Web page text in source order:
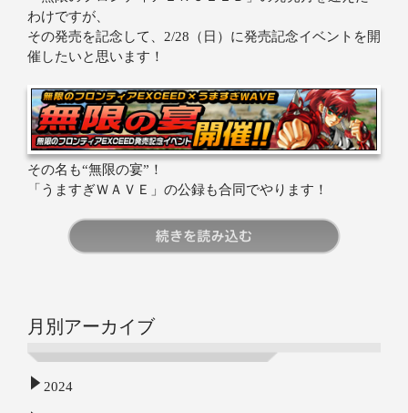
わけですが、
その発売を記念して、2/28（日）に発売記念イベントを開
催したいと思います！
その名も“無限の宴”！
「うますぎＷＡＶＥ」の公録も合同でやります！
月別アーカイブ
2024